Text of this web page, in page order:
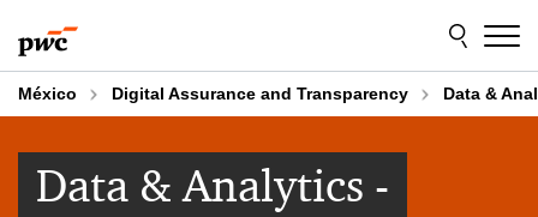
to
content
to
footer
México Digital Assurance and Transparency Data &
Data & Analytics -